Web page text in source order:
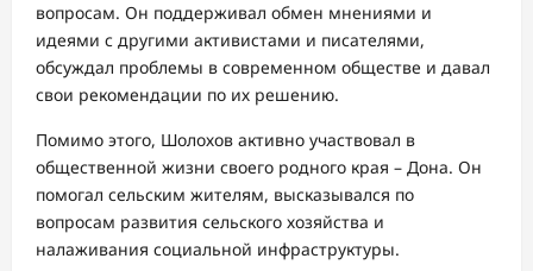
вопросам. Он поддерживал обмен мнениями и
идеями с другими активистами и писателями,
обсуждал проблемы в современном обществе и давал
свои рекомендации по их решению.
Помимо этого, Шолохов активно участвовал в
общественной жизни своего родного края – Дона. Он
помогал сельским жителям, высказывался по
вопросам развития сельского хозяйства и
налаживания социальной инфраструктуры.